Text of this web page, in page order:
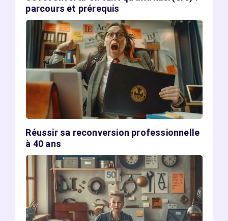
parcours et prérequis
Réussir sa reconversion professionnelle
à 40 ans